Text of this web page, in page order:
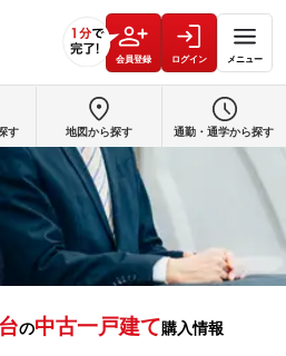
会員登録 ログイン メニュー
の中古一戸建て購入情報
す 地図から探す 通勤・通学から探す